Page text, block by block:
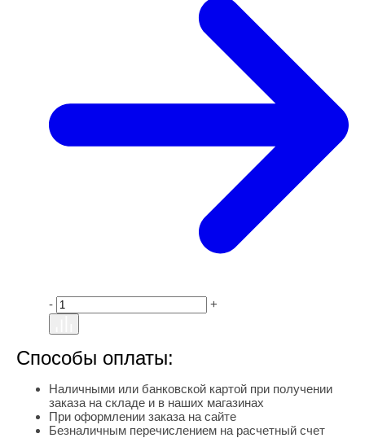
- +
Способы оплаты:
Наличными или банковской картой при получении
заказа на складе и в наших магазинах
При оформлении заказа на сайте
Безналичным перечислением на расчетный счет